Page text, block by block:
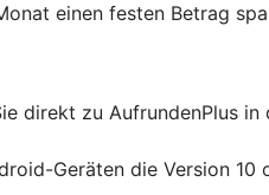
einen festen Betrag
direkt zu AufrundenPlus
Geräten die Version 10